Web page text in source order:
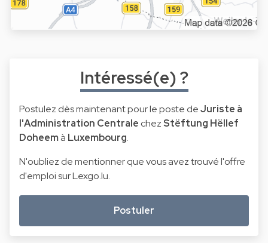
Intéressé(e) ?
Postulez dès maintenant pour le poste deJuriste à
l'Administration Centrale chezStëftung Hëllef
Doheemà Luxembourg.
N'oubliez de mentionner que vous avez trouvé l'offre
d'emploi sur Lexgo.lu.
Postuler